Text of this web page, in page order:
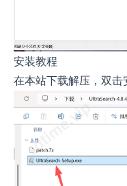
安装教程
在本站下载解压，双击